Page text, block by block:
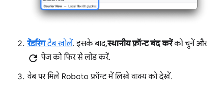
रेंडरिंगटैब खोलें. इसके बाद,स्थानीय फ़ॉन्ट बंद करेंको चुनें और
refresh पेज को फिर से लोड करें.
वेब पर मिले Roboto फ़ॉन्ट में लिखे वाक्य को देखें.